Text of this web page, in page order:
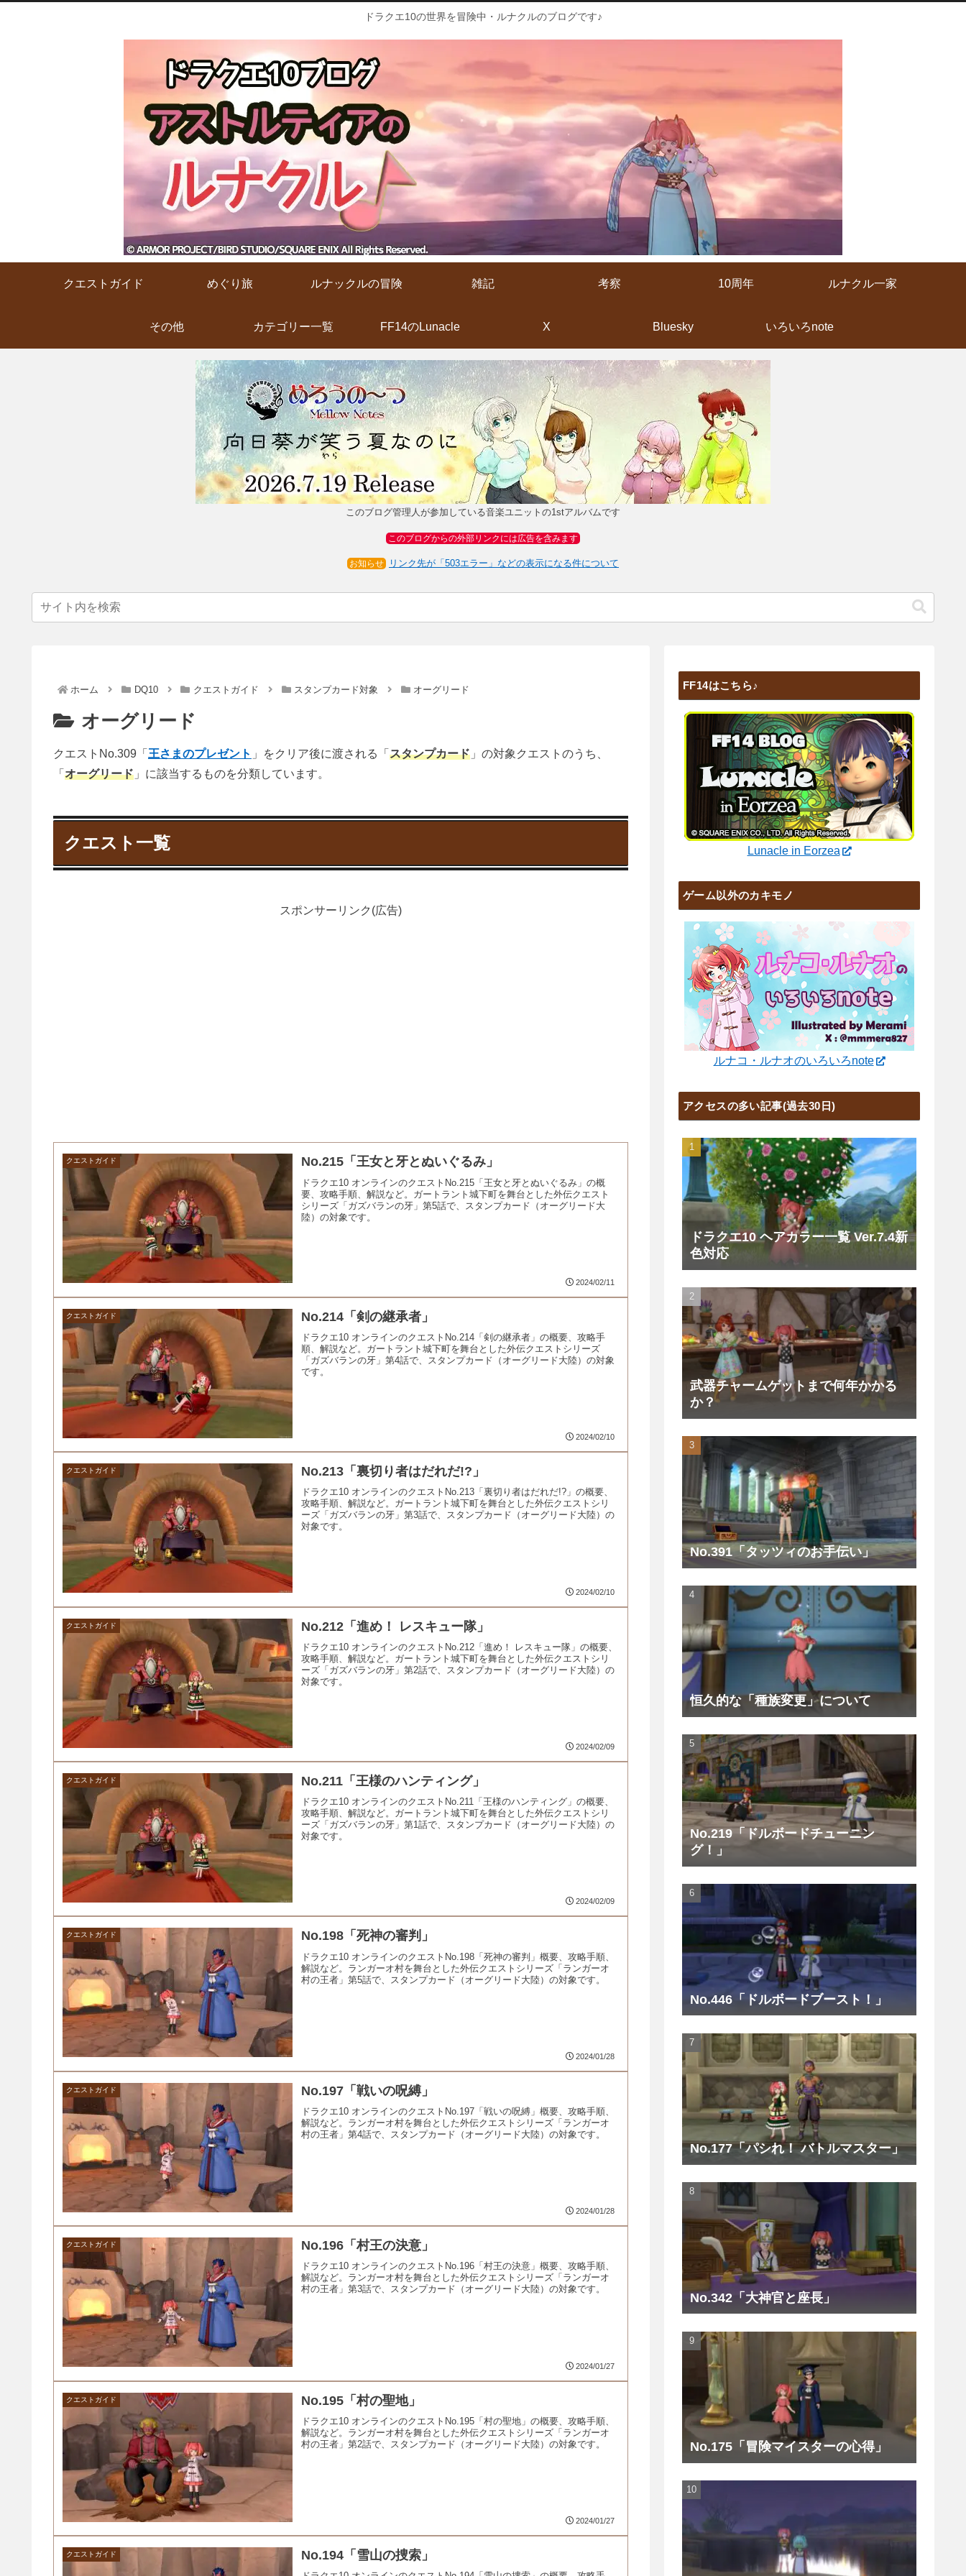
ドラクエ10の世界を冒険中・ルナクルのブログです♪
クエストガイド めぐり旅 ルナックルの冒険 雑記 考察 10周年 ルナクル一家
その他 カテゴリー一覧 FF14のLunacle X Bluesky いろいろnote
このブログ管理人が参加している音楽ユニットの1stアルバムです
このブログからの外部リンクには広告を含みます
お知らせ リンク先が「503エラー」などの表示になる件について
ホーム DQ10 クエストガイド スタンプカード対象 オーグリード
オーグリード
クエストNo.309「 王さまのプレゼント 」をクリア後に渡される「 スタンプカード 」の対象クエストのうち、
「 オーグリード 」に該当するものを分類しています。
クエスト一覧
スポンサーリンク(広告)
クエストガイド No.215「王女と牙とぬいぐるみ」
ドラクエ10 オンラインのクエストNo.215「王女と牙とぬいぐるみ」の概
要、攻略手順、解説など。ガートラント城下町を舞台とした外伝クエスト
シリーズ「ガズバランの牙」第5話で、スタンプカード（オーグリード大
陸）の対象です。
2024/02/11
クエストガイド No.214「剣の継承者」
ドラクエ10 オンラインのクエストNo.214「剣の継承者」の概要、攻略手
順、解説など。ガートラント城下町を舞台とした外伝クエストシリーズ
「ガズバランの牙」第4話で、スタンプカード（オーグリード大陸）の対象
です。
2024/02/10
クエストガイド No.213「裏切り者はだれだ!?」
ドラクエ10 オンラインのクエストNo.213「裏切り者はだれだ!?」の概要、
攻略手順、解説など。ガートラント城下町を舞台とした外伝クエストシリ
ーズ「ガズバランの牙」第3話で、スタンプカード（オーグリード大陸）の
対象です。
2024/02/10
クエストガイド No.212「進め！ レスキュー隊」
ドラクエ10 オンラインのクエストNo.212「進め！ レスキュー隊」の概要、
攻略手順、解説など。ガートラント城下町を舞台とした外伝クエストシリ
ーズ「ガズバランの牙」第2話で、スタンプカード（オーグリード大陸）の
対象です。
2024/02/09
クエストガイド No.211「王様のハンティング」
ドラクエ10 オンラインのクエストNo.211「王様のハンティング」の概要、
攻略手順、解説など。ガートラント城下町を舞台とした外伝クエストシリ
ーズ「ガズバランの牙」第1話で、スタンプカード（オーグリード大陸）の
対象です。
2024/02/09
クエストガイド No.198「死神の審判」
ドラクエ10 オンラインのクエストNo.198「死神の審判」概要、攻略手順、
解説など。ランガーオ村を舞台とした外伝クエストシリーズ「ランガーオ
村の王者」第5話で、スタンプカード（オーグリード大陸）の対象です。
2024/01/28
クエストガイド No.197「戦いの呪縛」
ドラクエ10 オンラインのクエストNo.197「戦いの呪縛」概要、攻略手順、
解説など。ランガーオ村を舞台とした外伝クエストシリーズ「ランガーオ
村の王者」第4話で、スタンプカード（オーグリード大陸）の対象です。
2024/01/28
クエストガイド No.196「村王の決意」
ドラクエ10 オンラインのクエストNo.196「村王の決意」概要、攻略手順、
解説など。ランガーオ村を舞台とした外伝クエストシリーズ「ランガーオ
村の王者」第3話で、スタンプカード（オーグリード大陸）の対象です。
2024/01/27
クエストガイド No.195「村の聖地」
ドラクエ10 オンラインのクエストNo.195「村の聖地」の概要、攻略手順、
解説など。ランガーオ村を舞台とした外伝クエストシリーズ「ランガーオ
村の王者」第2話で、スタンプカード（オーグリード大陸）の対象です。
2024/01/27
クエストガイド No.194「雪山の捜索」
FF14はこちら♪
Lunacle in Eorzea
ゲーム以外のカキモノ
ルナコ・ルナオのいろいろnote
アクセスの多い記事(過去30日)
ドラクエ10 ヘアカラー一覧 Ver.7.4新
色対応
武器チャームゲットまで何年かかる
か？
No.391「タッツィのお手伝い」
恒久的な「種族変更」について
No.219「ドルボードチューニン
グ！」
No.446「ドルボードブースト！」
No.177「パシれ！ バトルマスター」
No.342「大神官と座長」
No.175「冒険マイスターの心得」